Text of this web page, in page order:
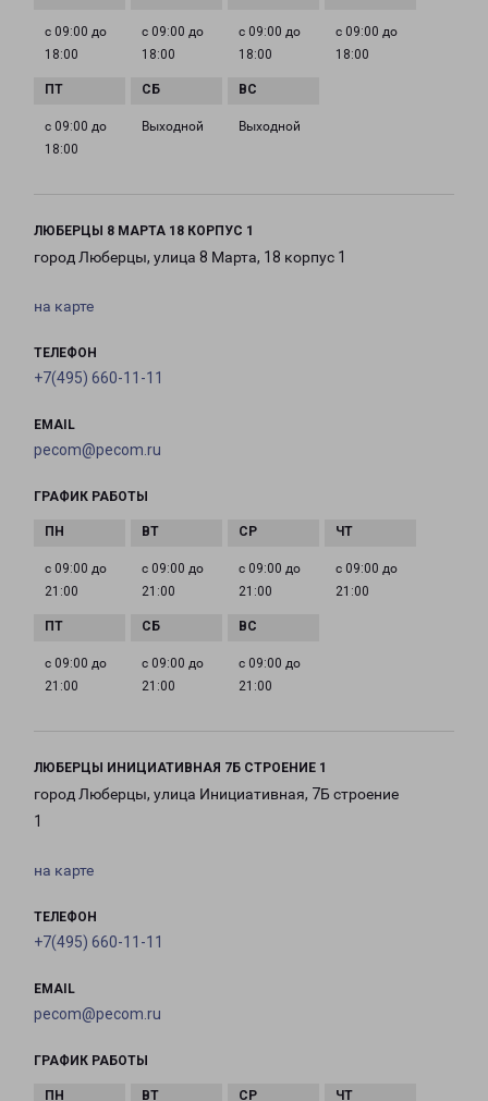
с 09:00 до
18:00
с 09:00 до
18:00
с 09:00 до
18:00
с 09:00 до
18:00
с 09:00 до
18:00
Выходной Выходной
ЛЮБЕРЦЫ 8 МАРТА 18 КОРПУС 1
город Люберцы, улица 8 Марта, 18 корпус 1
на карте
ТЕЛЕФОН
+7(495) 660-11-11
EMAIL
pecom@pecom.ru
ГРАФИК РАБОТЫ
с 09:00 до
21:00
с 09:00 до
21:00
с 09:00 до
21:00
с 09:00 до
21:00
с 09:00 до
21:00
с 09:00 до
21:00
с 09:00 до
21:00
ЛЮБЕРЦЫ ИНИЦИАТИВНАЯ 7Б СТРОЕНИЕ 1
город Люберцы, улица Инициативная, 7Б строение
1
на карте
ТЕЛЕФОН
+7(495) 660-11-11
EMAIL
pecom@pecom.ru
ГРАФИК РАБОТЫ